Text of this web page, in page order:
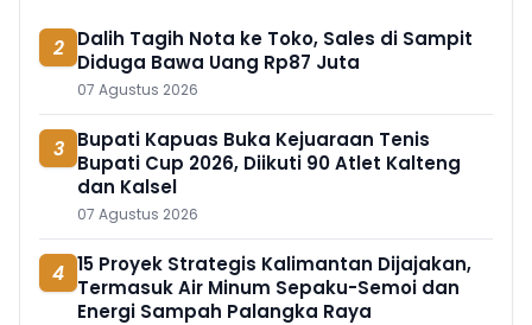
2 Dalih Tagih Nota ke Toko, Sales di Sampit
Diduga Bawa Uang Rp87 Juta
07 Agustus 2026
3 Bupati Kapuas Buka Kejuaraan Tenis
Bupati Cup 2026, Diikuti 90 Atlet Kalteng
dan Kalsel
07 Agustus 2026
4 15 Proyek Strategis Kalimantan Dijajakan,
Termasuk Air Minum Sepaku-Semoi dan
Energi Sampah Palangka Raya